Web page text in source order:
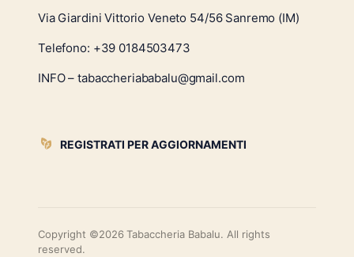
Via Giardini Vittorio Veneto 54/56 Sanremo (IM)
Telefono: +39 0184503473
INFO – tabaccheriababalu@gmail.com
REGISTRATI PER AGGIORNAMENTI
Copyright ©2026 Tabaccheria Babalu. All rights
reserved.